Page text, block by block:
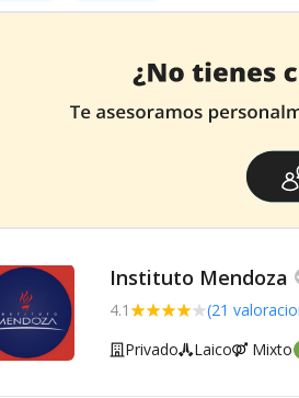
Instituto Mendoza
4.1 (21
Privado Laico Mixto